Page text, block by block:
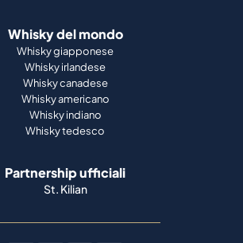
Whisky del mondo
Whisky giapponese
Whisky irlandese
Whisky canadese
Whisky americano
Whisky indiano
Whisky tedesco
Partnership ufficiali
St. Kilian